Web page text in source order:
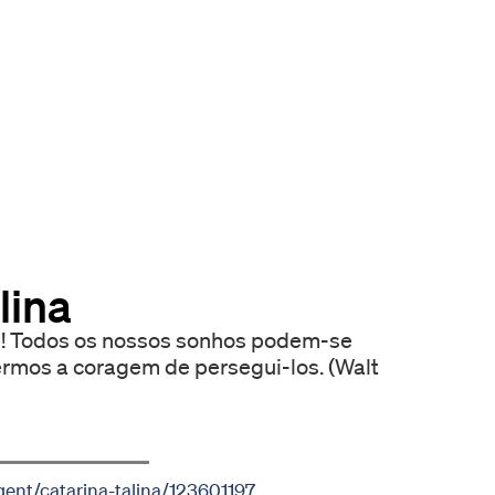
a coragem de persegui-los. (Walt
catarina-talina/123601197